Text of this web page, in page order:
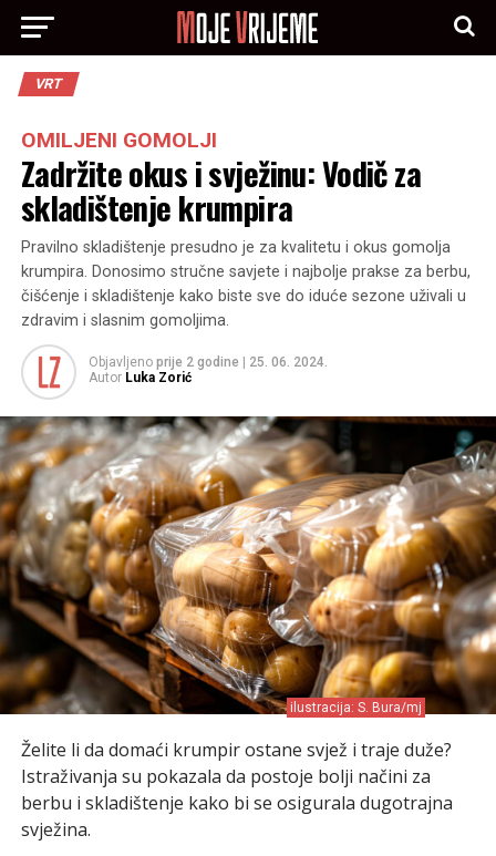
VRT
OMILJENI GOMOLJI
Zadržite okus i svježinu: Vodič za
skladištenje krumpira
Pravilno skladištenje presudno je za kvalitetu i okus gomolja
krumpira. Donosimo stručne savjete i najbolje prakse za berbu,
čišćenje i skladištenje kako biste sve do iduće sezone uživali u
zdravim i slasnim gomoljima.
Objavljeno prije 2 godine
25. 06. 2024.
Autor Luka Zorić
ilustracija: S. Bura/mj
Želite li da domaći krumpir ostane svjež i traje duže?
Istraživanja su pokazala da postoje bolji načini za
berbu i skladištenje kako bi se osigurala dugotrajna
svježina.